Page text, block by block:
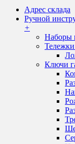
Адрес склада
Ручной
+
Наборы
Ключи